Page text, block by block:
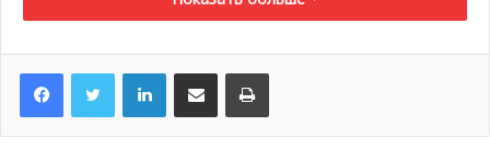
Формула Е представляет инновационные и
Поддержка команды Норманом и Артуром является
одобрением дальнейшего развития французско-
LinkedInПоделиться по электронной почте Распечатать